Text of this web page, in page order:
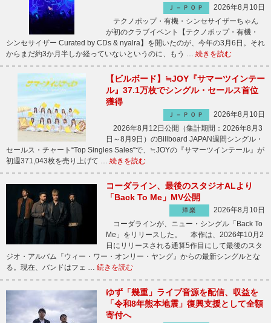
Ｊ－ＰＯＰ
2026年8月10日
テクノポップ・有機・シンセサイザーちゃん
が初のクラブイベント【テクノポップ・有機・
シンセサイザー Curated by CDs & nyalra】を開いたのが、今年の3月6日。それ
からまだ約3か月半しか経っていないというのに、もう … 続きを読む
【ビルボード】≒JOY『サマーツインテー
ル』37.1万枚でシングル・セールス首位
獲得
Ｊ－ＰＯＰ
2026年8月10日
2026年8月12日公開（集計期間：2026年8月3
日～8月9日）のBillboard JAPAN週間シングル・
セールス・チャート“Top Singles Sales”で、≒JOYの『サマーツインテール』が
初週371,043枚を売り上げて … 続きを読む
コーダライン、最後のスタジオALより
「Back To Me」MV公開
洋楽
2026年8月10日
コーダラインが、ニュー・シングル「Back To
Me」をリリースした。 本作は、2026年10月2
日にリリースされる通算5作目にして最後のスタ
ジオ・アルバム『ウィー・ワー・オンリー・ヤング』からの最新シングルとな
る。現在、バンドはフェ … 続きを読む
ゆず「幾重」ライブ音源を配信、収益を
「令和8年熊本地震」復興支援として全額
寄付へ